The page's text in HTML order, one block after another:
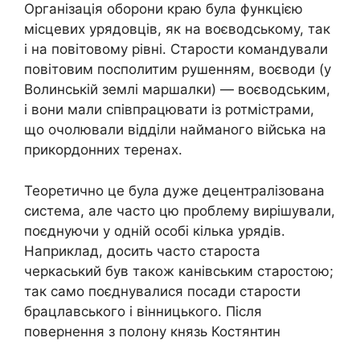
Організація оборони краю була функцією
місцевих урядовців, як на воєводському, так
і на повітовому рівні. Старости командували
повітовим посполитим рушенням, воєводи (у
Волинській землі маршалки) — воєводським,
і вони мали співпрацювати із ротмістрами,
що очолювали відділи найманого війська на
прикордонних теренах.
Теоретично це була дуже децентралізована
система, але часто цю проблему вирішували,
поєднуючи у одній особі кілька урядів.
Наприклад, досить часто староста
черкаський був також канівським старостою;
так само поєднувалися посади старости
брацлавського і вінницького. Після
повернення з полону князь Костянтин